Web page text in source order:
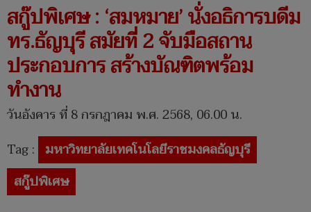
สกู๊ปพิเศษ : ‘สมหมาย’ นั่งอธิการบดีม
ทร.ธัญบุรี สมัยที่ 2 จับมือสถาน
ประกอบการ สร้างบัณฑิตพร้อม
ทำงาน
วันอังคาร ที่ 8 กรกฎาคม พ.ศ. 2568, 06.00 น.
Tag : มหาวิทยาลัยเทคโนโลยีราชมงคลธัญบุรี
สกู๊ปพิเศษ